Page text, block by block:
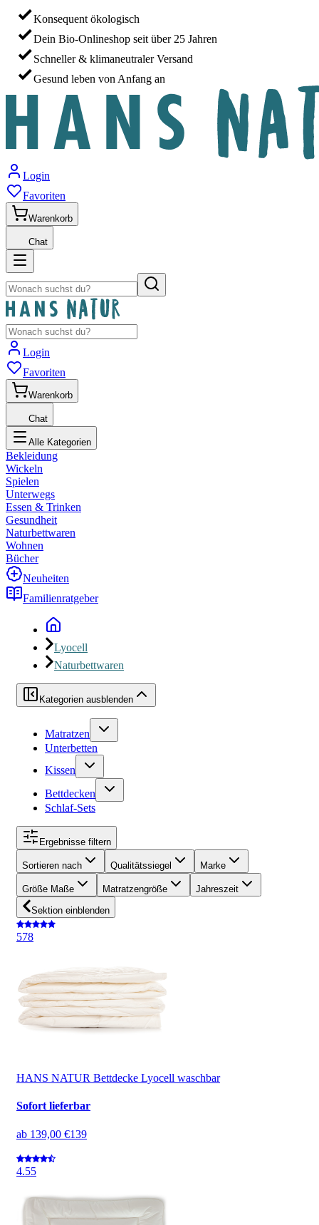
Konsequent ökologisch
Dein Bio-Onlineshop seit über 25 Jahren
Schneller & klimaneutraler Versand
Gesund leben von Anfang an
Login
Favoriten
Warenkorb
Chat
Login
Favoriten
Warenkorb
Chat
Alle Kategorien
Bekleidung
Wickeln
Spielen
Unterwegs
Essen & Trinken
Gesundheit
Naturbettwaren
Wohnen
Bücher
Neuheiten
Familienratgeber
Lyocell
Naturbettwaren
Kategorien ausblenden
Matratzen
Unterbetten
Kissen
Bettdecken
Schlaf-Sets
Ergebnisse filtern
Sortieren nach Qualitätssiegel Marke
Größe Maße Matratzengröße
Jahreszeit
Sektion einblenden
578
HANS NATUR Bettdecke Lyocell waschbar
Sofort lieferbar
ab 139,00 €139
4.55